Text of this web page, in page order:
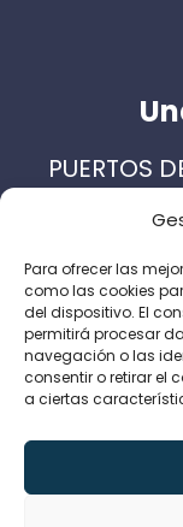
Para ofrecer las
como las cookies
del dispositivo. El
permitirá procesar
navegación o las
consentir o retirar el
a ciertas
PUERTOS